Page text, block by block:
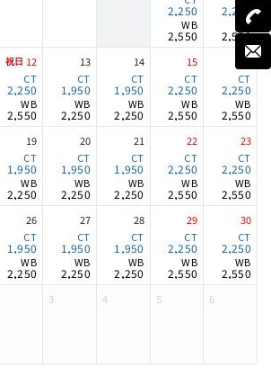
2,250
2,550
2,250
2,550
12
2,250
2,550
13
1,950
2,250
14
1,950
2,250
15
2,250
2,550
16
2,250
2,550
19
1,950
2,250
20
1,950
2,250
21
1,950
2,250
22
2,250
2,550
23
2,250
2,550
26
1,950
2,250
27
1,950
2,250
28
1,950
2,250
29
2,250
2,550
30
2,250
2,550
3 4 5 6